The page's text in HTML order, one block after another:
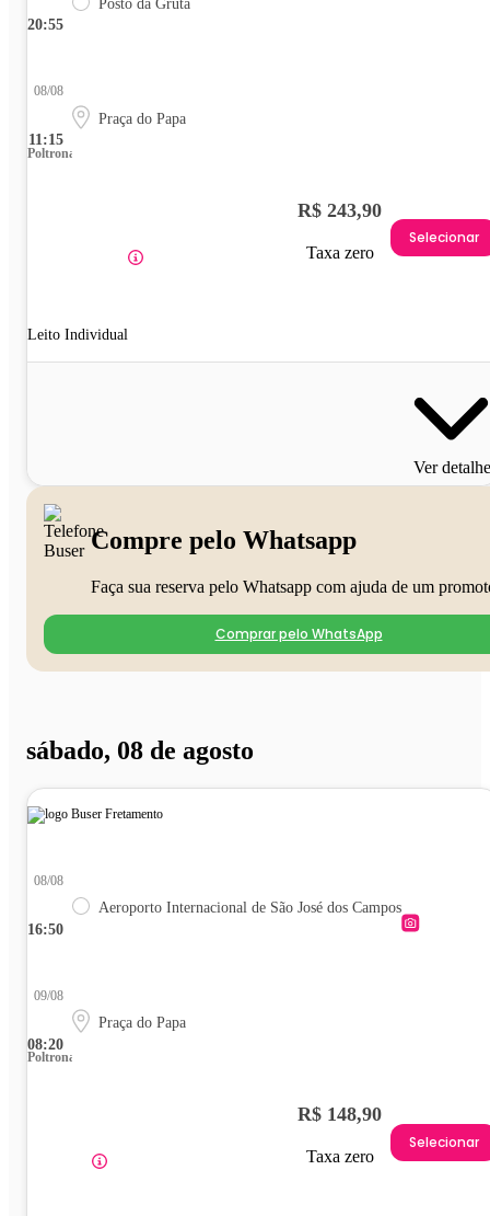
20:55
Posto da Gruta
11:15
08/08
Praça do Papa
Poltrona
Leito Individual
R$ 243,90
Taxa zero
Selecionar
Ver
Compre pelo Whatsapp
Faça sua reserva pelo Whatsapp com ajuda de um
Comprar pelo WhatsApp
sábado, 08 de agosto
16:50
08/08
Aeroporto Internacional de São José dos Campos
08:20
09/08
Praça do Papa
Poltrona
R$ 148,90
Taxa zero
Selecionar